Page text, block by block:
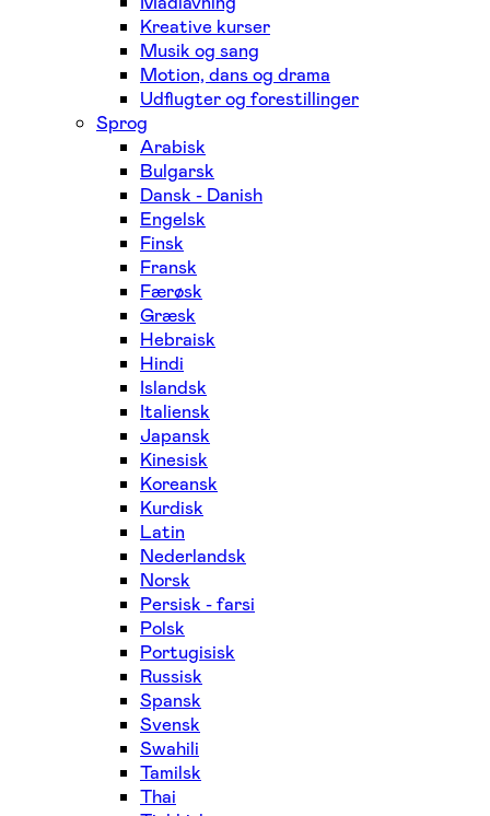
Kreative kurser
Musik og sang
Motion, dans og drama
Udflugter og forestillinger
Sprog
Arabisk
Bulgarsk
Dansk - Danish
Engelsk
Finsk
Fransk
Færøsk
Græsk
Hebraisk
Hindi
Islandsk
Italiensk
Japansk
Kinesisk
Koreansk
Kurdisk
Latin
Nederlandsk
Norsk
Persisk - farsi
Polsk
Portugisisk
Russisk
Spansk
Svensk
Swahili
Tamilsk
Thai